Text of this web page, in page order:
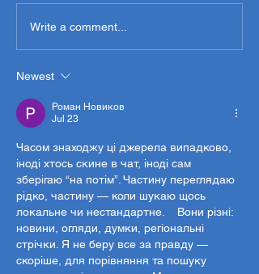
How to Organize When
You're Sick
Write a comment...
Newest
Роман Новиков
Jul 23
Часом знаходжу ці джерела випадково,
іноді хтось скине в чат, іноді сам
зберігаю “на потім”. Частину переглядаю
рідко, частину — коли шукаю щось
локальне чи нестандартне.    Вони різні:
новини, огляди, думки, регіональні
стрічки. Я не беру все за правду —
скоріше, для порівняння та пошуку